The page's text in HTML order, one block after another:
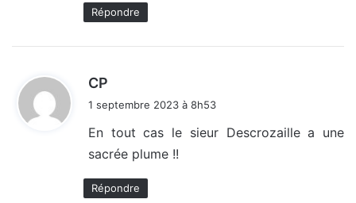
Répondre
CP
:
1 septembre 2023 à 8h53
En tout cas le sieur Descrozaille a une
sacrée plume !!
Répondre